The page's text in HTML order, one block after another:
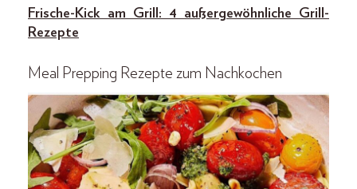
Frische-Kick am Grill: 4 außergewöhnliche Grill-
Rezepte
Meal Prepping Rezepte zum Nachkochen